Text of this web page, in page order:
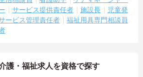
サービス提供責任者 施設長
児童発
ービス管理責任者
福祉用具専門相談員
護・福祉求人を資格で探す